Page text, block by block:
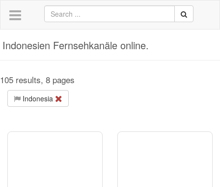
Indonesien Fernsehkanäle online.
105 results, 8 pages
Indonesia